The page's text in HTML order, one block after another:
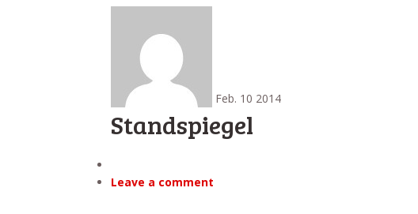
Feb. 10 2014
Standspiegel
Leave a comment